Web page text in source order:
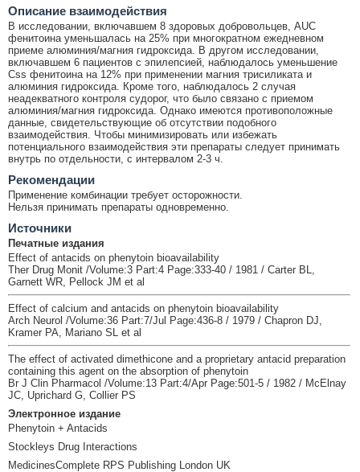
Описание взаимодействия
В исследовании, включавшем 8 здоровых добровольцев, AUC
фенитоина уменьшалась на 25% при многократном ежедневном
приеме алюминия/магния гидроксида. В другом исследовании,
включавшем 6 пациентов с эпилепсией, наблюдалось уменьшение
Css фенитоина на 12% при применении магния трисиликата и
алюминия гидроксида. Кроме того, наблюдалось 2 случая
неадекватного контроля судорог, что было связано с приемом
алюминия/магния гидроксида. Однако имеются противоположные
данные, свидетельствующие об отсутствии подобного
взаимодействия. Чтобы минимизировать или избежать
потенциального взаимодействия эти препараты следует принимать
внутрь по отдельности, с интервалом 2-3 ч.
Рекомендации
Применение комбинации требует осторожности.
Нельзя принимать препараты одновременно.
Источники
Печатные издания
Effect of antacids on phenytoin bioavailability
Ther Drug Monit /Volume:3 Part:4 Page:333-40 / 1981 / Carter BL,
Garnett WR, Pellock JM et al
Effect of calcium and antacids on phenytoin bioavailability
Arch Neurol /Volume:36 Part:7/Jul Page:436-8 / 1979 / Chapron DJ,
Kramer PA, Mariano SL et al
The effect of activated dimethicone and a proprietary antacid preparation
containing this agent on the absorption of phenytoin
Br J Clin Pharmacol /Volume:13 Part:4/Apr Page:501-5 / 1982 / McElnay
JC, Uprichard G, Collier PS
Электронное издание
Phenytoin + Antacids
Stockleys Drug Interactions
MedicinesComplete RPS Publishing London UK